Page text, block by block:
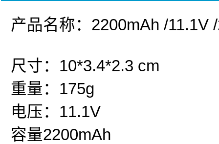
产品名称：2200mAh /11.1V
尺寸：10*3.4*2.3 cm
重量：175g
电压：11.1V
容量2200mAh